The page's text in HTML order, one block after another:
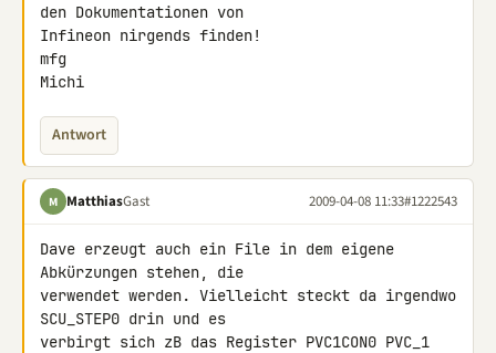
den Dokumentationen von
Infineon nirgends finden!
mfg
Michi
Antwort
M MatthiasGast 2009-04-08 11:33#1222543
Dave erzeugt auch ein File in dem eigene
Abkürzungen stehen, die
verwendet werden. Vielleicht steckt da irgendwo
SCU_STEP0 drin und es
verbirgt sich zB das Register PVC1CON0 PVC_1